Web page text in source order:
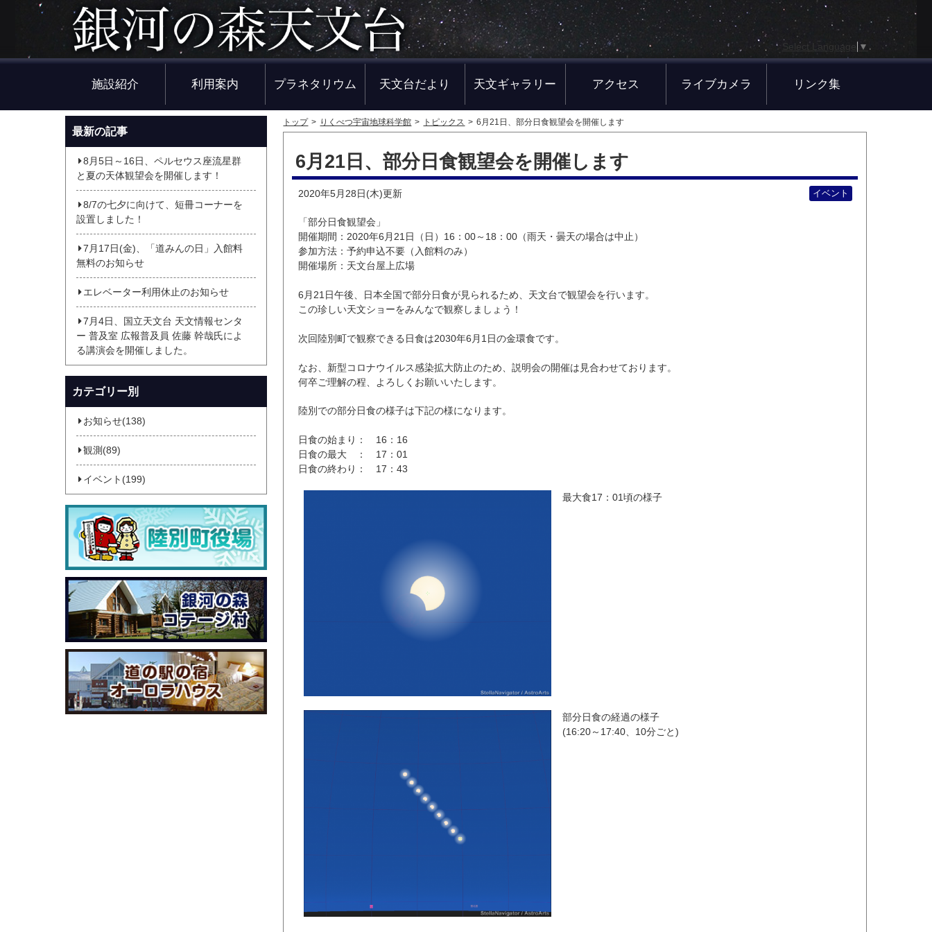
Select Language ▼
施設紹介 利用案内 プラネタリウム 天文台だより 天文ギャラリー アクセス ライブカメラ リンク集
トップ りくべつ宇宙地球科学館 トピックス 6月21日、部分日食観望会を開催します
6月21日、部分日食観望会を開催します
2020年5月28日(木)更新 イベント
「部分日食観望会」
開催期間：2020年6月21日（日）16：00～18：00（雨天・曇天の場合は中止）
参加方法：予約申込不要（入館料のみ）
開催場所：天文台屋上広場
6月21日午後、日本全国で部分日食が見られるため、天文台で観望会を行います。
この珍しい天文ショーをみんなで観察しましょう！
次回陸別町で観察できる日食は2030年6月1日の金環食です。
なお、新型コロナウイルス感染拡大防止のため、説明会の開催は見合わせております。
何卒ご理解の程、よろしくお願いいたします。
陸別での部分日食の様子は下記の様になります。
日食の始まり： 16：16
日食の最大 ： 17：01
日食の終わり： 17：43
最大食17：01頃の様子
部分日食の経過の様子
(16:20～17:40、10分ごと)
最新の記事
8月5日～16日、ペルセウス座流星群
と夏の天体観望会を開催します！
8/7の七夕に向けて、短冊コーナーを
設置しました！
7月17日(金)、「道みんの日」入館料
無料のお知らせ
エレベーター利用休止のお知らせ
7月4日、国立天文台 天文情報センタ
ー 普及室 広報普及員 佐藤 幹哉氏によ
る講演会を開催しました。
カテゴリー別
お知らせ(138)
観測(89)
イベント(199)